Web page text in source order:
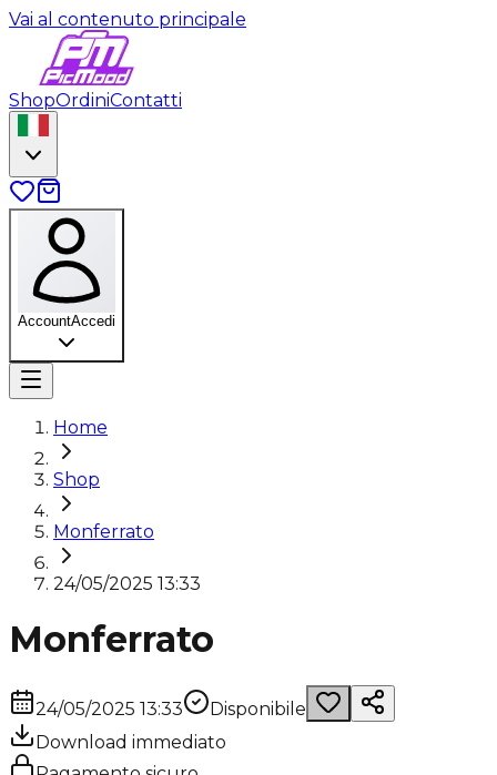
Vai al contenuto principale
ShopOrdiniContatti
AccountAccedi
Home
Shop
Monferrato
24/05/2025 13:33
Monferrato
24/05/2025 13:33
Disponibile
Download immediato